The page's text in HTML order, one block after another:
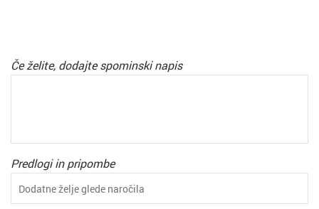
Če želite, dodajte spominski napis
Predlogi in pripombe